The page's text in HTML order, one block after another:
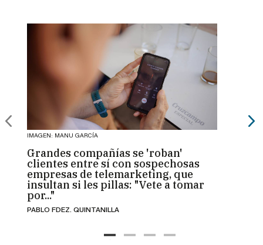
IMAGEN: MANU GARCÍA
Grandes compañías se 'roban'
clientes entre sí con sospechosas
empresas de telemarketing, que
insultan si les pillas: "Vete a tomar
por..."
PABLO FDEZ. QUINTANILLA